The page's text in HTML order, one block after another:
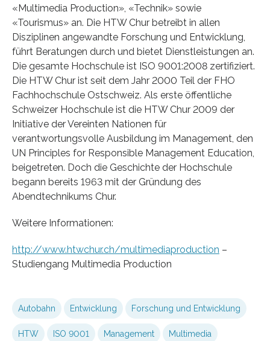
«Multimedia Production», «Technik» sowie
«Tourismus» an. Die HTW Chur betreibt in allen
Disziplinen angewandte Forschung und Entwicklung,
führt Beratungen durch und bietet Dienstleistungen an.
Die gesamte Hochschule ist ISO 9001:2008 zertifiziert.
Die HTW Chur ist seit dem Jahr 2000 Teil der FHO
Fachhochschule Ostschweiz. Als erste öffentliche
Schweizer Hochschule ist die HTW Chur 2009 der
Initiative der Vereinten Nationen für
verantwortungsvolle Ausbildung im Management, den
UN Principles for Responsible Management Education,
beigetreten. Doch die Geschichte der Hochschule
begann bereits 1963 mit der Gründung des
Abendtechnikums Chur.
Weitere Informationen:
http://www.htwchur.ch/multimediaproduction –
Studiengang Multimedia Production
Autobahn Entwicklung Forschung und Entwicklung
HTW ISO 9001 Management Multimedia